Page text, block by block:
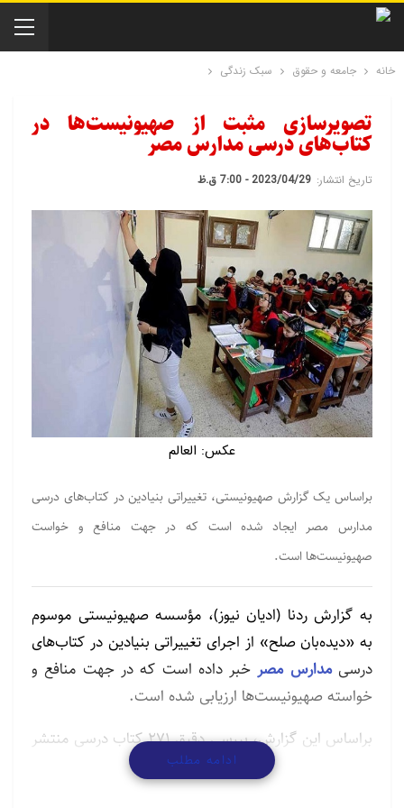
خانه جامعه و حقوق سبک زندگی
تصویرسازی مثبت از صهیونیست‌ها در
کتاب‌های درسی مدارس مصر
تاریخ انتشار: 2023/04/29 - 7:00 ق.ظ
عکس: العالم
براساس یک گزارش صهیونیستی، تغییراتی بنیادین در کتاب‌های درسی
مدارس مصر ایجاد شده است که در جهت منافع و خواست
صهیونیست‌ها است.
به گزارش ردنا (ادیان نیوز)، مؤسسه صهیونیستی موسوم
به «دیده‌بان صلح» از اجرای تغییراتی بنیادین در کتاب‌های
درسیمدارس مصر خبر داده است که در جهت منافع و
خواسته‌ صهیونیست‌ها ارزیابی شده است.
براساس این گزارش، بررسی دقیق ۲۷۱ کتاب درسی منتشر
شده در سال تحصیلی ۲۰۲۲ – ۲۰۲۳ حاکی از این است که
در کتاب‌های آموزش زبان عربی، معارف اسلامی، اجتماعی،
ادامه مطلب